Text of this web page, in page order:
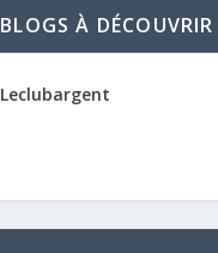
BLOGS À DÉCOUVRIR
Leclubargent